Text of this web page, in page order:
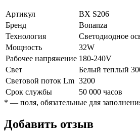
Артикул
BX S206
Бренд
Bonanza
Технология
Светодиодное
Мощность
32W
Рабочее напряжение 180-240V
Свет
Белый теплый
Световой поток Lm 3200
Срок службы
50 000 часов
* — поля, обязательные для
Добавить отзыв